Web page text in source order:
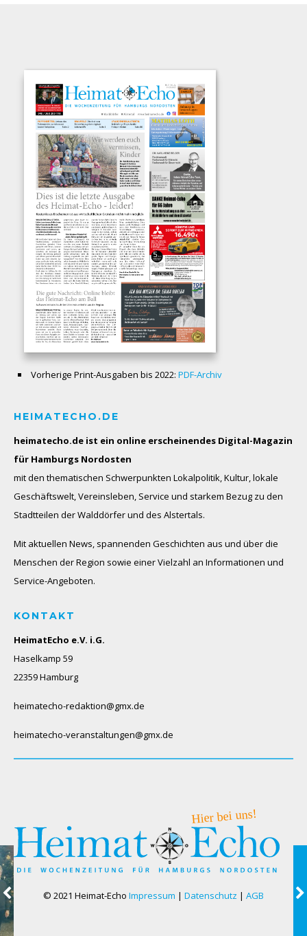
Vorherige Print-Ausgaben bis 2022: PDF-Archiv
HEIMATECHO.DE
heimatecho.de ist ein online erscheinendes Digital-Magazin
für Hamburgs Nordosten
mit den thematischen Schwerpunkten Lokalpolitik, Kultur, lokale
Geschäftswelt, Vereinsleben, Service und starkem Bezug zu den
Stadtteilen der Walddörfer und des Alstertals.
Mit aktuellen News, spannenden Geschichten aus und über die
Menschen der Region sowie einer Vielzahl an Informationen und
Service-Angeboten.
KONTAKT
HeimatEcho e.V. i.G.
Haselkamp 59
22359 Hamburg
heimatecho-redaktion@gmx.de
heimatecho-veranstaltungen@gmx.de
© 2021 Heimat-Echo Impressum | Datenschutz | AGB